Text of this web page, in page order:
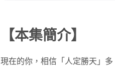
【本集簡介】
現在的你，相信「人定勝天」